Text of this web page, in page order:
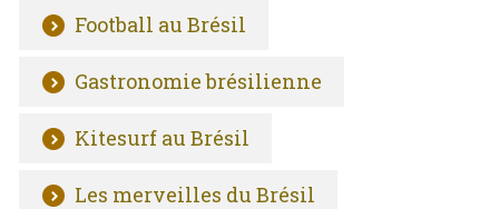
Football au Brésil
Gastronomie brésilienne
Kitesurf au Brésil
Les merveilles du Brésil